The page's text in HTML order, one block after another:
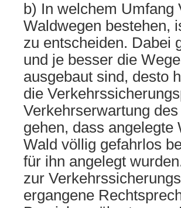
b) In welchem
Waldwegen bestehen,
zu entscheiden. Dabei
und je besser die
ausgebaut sind, desto
die
Verkehrserwartung
gehen, dass
Wald völlig gefahrlos
für ihn angelegt
zur
ergangene